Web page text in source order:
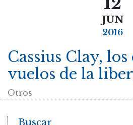
JUN
2016
Cassius Clay,
vuelos de la
Otros
Buscar